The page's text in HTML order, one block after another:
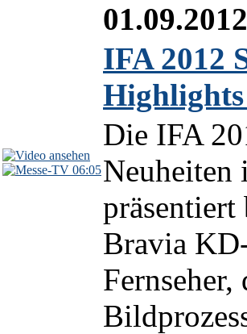
06:05
01.09.2012
IFA 2012
Die IFA
Neuheiten
Bravia